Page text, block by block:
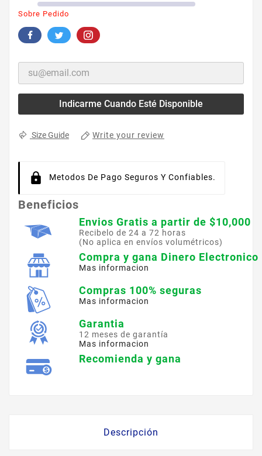
Sobre Pedido
Indicarme Cuando Esté Disponible
Size Guide Write your review
Metodos De Pago Seguros Y Confiables.
Beneficios
Envios Gratis a partir de $10,000
Recibelo de 24 a 72 horas
(No aplica en envíos volumétricos)
Compra y gana Dinero Electronico
Mas informacion
Compras 100% seguras
Mas informacion
Garantia
12 meses de garantía
Mas informacion
Recomienda y gana
Descripción